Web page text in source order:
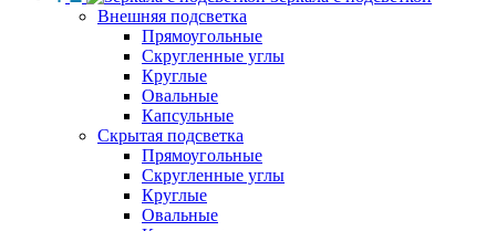
Внешняя подсветка
Прямоугольные
Скругленные углы
Круглые
Овальные
Капсульные
Скрытая подсветка
Прямоугольные
Скругленные углы
Круглые
Овальные